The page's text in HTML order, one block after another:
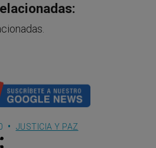
JUSTICIA Y PAZ